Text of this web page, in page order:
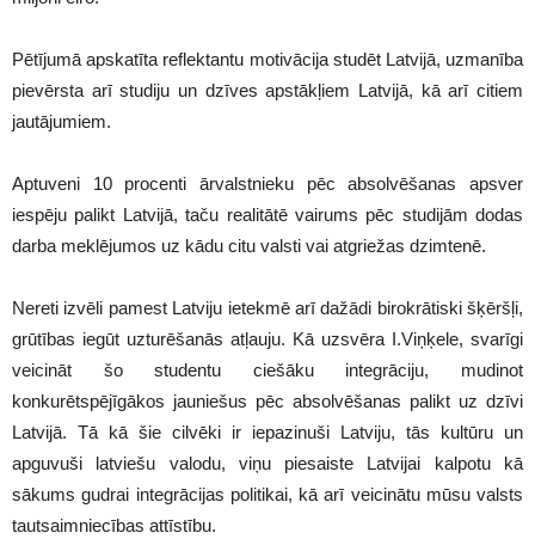
Pētījumā apskatīta reflektantu motivācija studēt Latvijā, uzmanība
pievērsta arī studiju un dzīves apstākļiem Latvijā, kā arī citiem
jautājumiem.
Aptuveni 10 procenti ārvalstnieku pēc absolvēšanas apsver
iespēju palikt Latvijā, taču realitātē vairums pēc studijām dodas
darba meklējumos uz kādu citu valsti vai atgriežas dzimtenē.
Nereti izvēli pamest Latviju ietekmē arī dažādi birokrātiski šķēršļi,
grūtības iegūt uzturēšanās atļauju. Kā uzsvēra I.Viņķele, svarīgi
veicināt šo studentu ciešāku integrāciju, mudinot
konkurētspējīgākos jauniešus pēc absolvēšanas palikt uz dzīvi
Latvijā. Tā kā šie cilvēki ir iepazinuši Latviju, tās kultūru un
apguvuši latviešu valodu, viņu piesaiste Latvijai kalpotu kā
sākums gudrai integrācijas politikai, kā arī veicinātu mūsu valsts
tautsaimniecības attīstību.